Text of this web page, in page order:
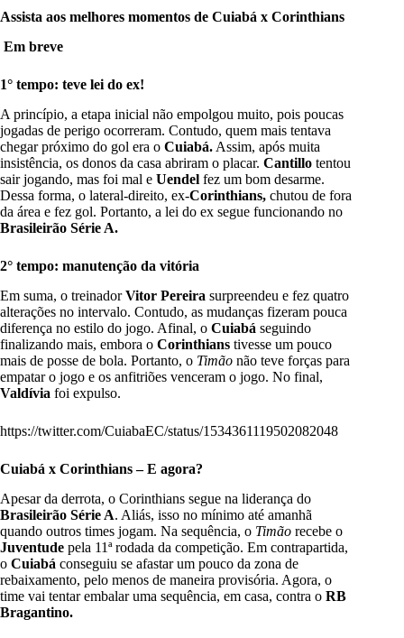
Assista aos melhores momentos de Cuiabá x Corinthians
Em breve
1° tempo: teve lei do ex!
A princípio, a etapa inicial não empolgou muito, pois poucas
jogadas de perigo ocorreram. Contudo, quem mais tentava
chegar próximo do gol era o Cuiabá. Assim, após muita
insistência, os donos da casa abriram o placar. Cantillo tentou
sair jogando, mas foi mal e Uendel fez um bom desarme.
Dessa forma, o lateral-direito, ex-Corinthians, chutou de fora
da área e fez gol. Portanto, a lei do ex segue funcionando no
Brasileirão Série A.
2° tempo: manutenção da vitória
Em suma, o treinadorVitor Pereira surpreendeu e fez quatro
alterações no intervalo. Contudo, as mudanças fizeram pouca
diferença no estilo do jogo. Afinal, o Cuiabá seguindo
finalizando mais, embora o Corinthians tivesse um pouco
mais de posse de bola. Portanto, o Timão não teve forças para
empatar o jogo e os anfitriões venceram o jogo. No final,
Valdívia foi expulso.
https://twitter.com/CuiabaEC/status/1534361119502082048
Cuiabá x Corinthians – E agora?
Apesar da derrota, o Corinthians segue na liderança do
Brasileirão Série A. Aliás, isso no mínimo até amanhã
quando outros times jogam. Na sequência, o Timão recebe o
Juventude pela 11ª rodada da competição. Em contrapartida,
o Cuiabá conseguiu se afastar um pouco da zona de
rebaixamento, pelo menos de maneira provisória. Agora, o
time vai tentar embalar uma sequência, em casa, contra o RB
Bragantino.